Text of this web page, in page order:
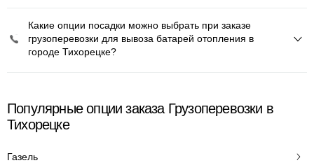
Какие опции посадки можно выбрать при заказе
грузоперевозки для вывоза батарей отопления в
городе Тихорецке?
Популярные опции заказа Грузоперевозки в
Тихорецке
Газель